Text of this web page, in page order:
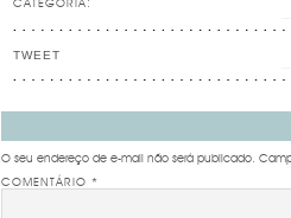
CATEGORIA:
TWEET
O seu endereço de e-mail não será publicado.
COMENTÁRIO *